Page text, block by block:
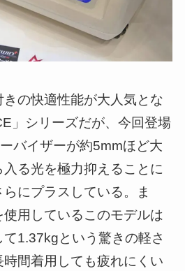
の快適性能が大人気とな
」シリーズだが、今回登場
バイザーが約5mmほど大
る光を極力抑えることに
にプラスしている。ま
用しているこのモデルは
1.37kgという驚きの軽さ
間着用しても疲れにくい